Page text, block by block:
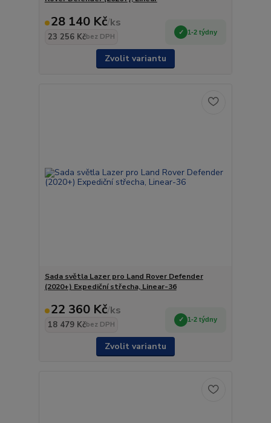
28 140 Kč/ks
23 256 Kčbez DPH
1-2 týdny
Zvolit variantu
Sada světla Lazer pro Land Rover Defender
(2020+) Expediční střecha, Linear-36
22 360 Kč/ks
18 479 Kčbez DPH
1-2 týdny
Zvolit variantu